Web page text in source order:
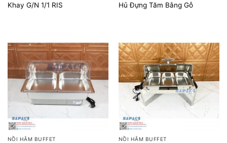
Khay G/N 1/1 RIS Hủ Đựng Tăm Bằng Gỗ
NỒI HÂM BUFFET NỒI HÂM BUFFET